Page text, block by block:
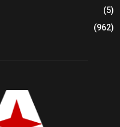
(5)
(962)